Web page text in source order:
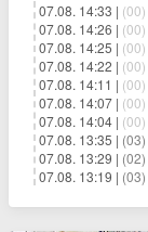
07.08. 14:33 | (00)
07.08. 14:26 | (00)
07.08. 14:25 | (00)
07.08. 14:22 | (00)
07.08. 14:11 | (00)
07.08. 14:07 | (00)
07.08. 14:04 | (00)
07.08. 13:35 | (03)
07.08. 13:29 | (02)
07.08. 13:19 | (03)